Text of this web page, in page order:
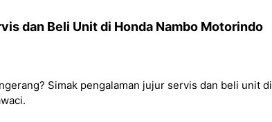
dan Beli Unit di Honda Nambo Motorindo
Simak pengalaman jujur servis dan beli unit di